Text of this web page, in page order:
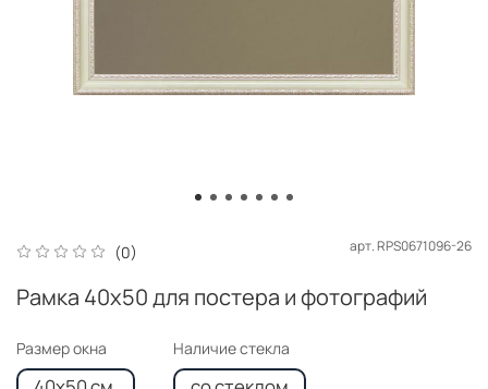
(0) арт.RPS0671096-26
Рамка 40x50 для постера и фотографий
Размер окна Наличие стекла